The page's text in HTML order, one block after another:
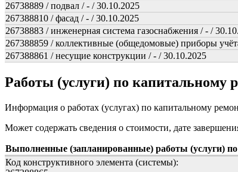
26738889 / подвал / - / 30.10.2025
267388810 / фасад / - / 30.10.2025
26738883 / инженерная система газоснабжения / - /
267388859 / коллективные (общедомовые) приборы
267388861 / несущие конструкции / - / 30.10.2025
Работы (услуги) по
Информация о работах (услугах) по капитальному
Может содержать сведения о стоимости, дате
Выполненные (запланированные) работы (услуги)
Код конструктивного элемента (системы):